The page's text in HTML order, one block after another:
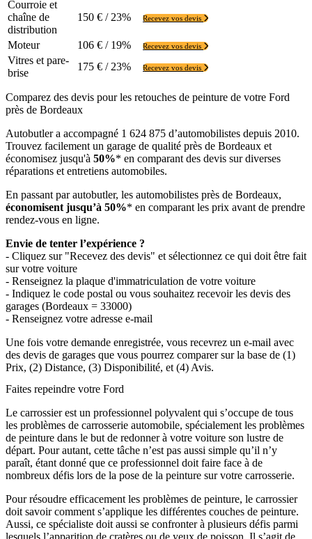
Courroie et
chaîne de
distribution
150 € / 23% Recevez vos devis
Moteur 106 € / 19% Recevez vos devis
Vitres et pare-
brise
175 € / 23% Recevez vos devis
Comparez des devis pour les retouches de peinture de votre Ford
près de Bordeaux
Autobutler a accompagné 1 624 875 d’automobilistes depuis 2010.
Trouvez facilement un garage de qualité près de Bordeaux et
économisez jusqu'à 50%* en comparant des devis sur diverses
réparations et entretiens automobiles.
En passant par autobutler, les automobilistes près de Bordeaux,
économisent jusqu’à 50%* en comparant les prix avant de prendre
rendez-vous en ligne.
Envie de tenter l’expérience ?
- Cliquez sur "Recevez des devis" et sélectionnez ce qui doit être fait
sur votre voiture
- Renseignez la plaque d'immatriculation de votre voiture
- Indiquez le code postal ou vous souhaitez recevoir les devis des
garages (Bordeaux = 33000)
- Renseignez votre adresse e-mail
Une fois votre demande enregistrée, vous recevrez un e-mail avec
des devis de garages que vous pourrez comparer sur la base de (1)
Prix, (2) Distance, (3) Disponibilité, et (4) Avis.
Faites repeindre votre Ford
Le carrossier est un professionnel polyvalent qui s’occupe de tous
les problèmes de carrosserie automobile, spécialement les problèmes
de peinture dans le but de redonner à votre voiture son lustre de
départ. Pour autant, cette tâche n’est pas aussi simple qu’il n’y
paraît, étant donné que ce professionnel doit faire face à de
nombreux défis lors de la pose de la peinture sur votre carrosserie.
Pour résoudre efficacement les problèmes de peinture, le carrossier
doit savoir comment s’applique les différentes couches de peinture.
Aussi, ce spécialiste doit aussi se confronter à plusieurs défis parmi
lesquels l’apparition de cratères ou de yeux de poisson. Il s’agit de